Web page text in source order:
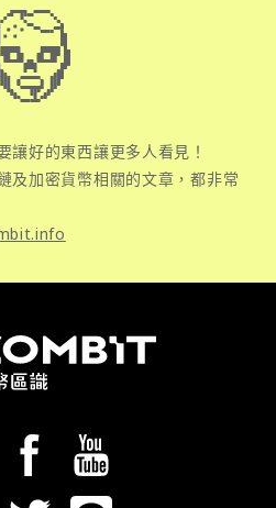
讓好的東西讓更多人看見！
及加密貨幣相關的文章，都非常